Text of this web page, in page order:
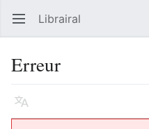
Ouvrir le menu principal Librairal
Erreur
Langue